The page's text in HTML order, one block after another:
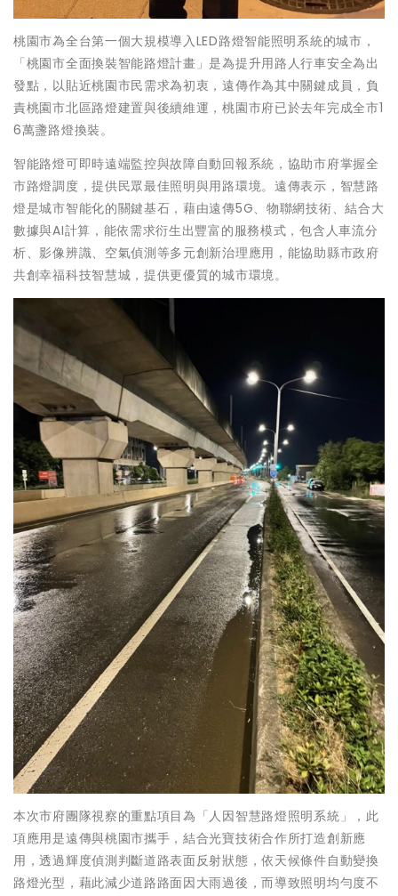
桃園市為全台第一個大規模導入LED路燈智能照明系統的城市，
「桃園市全面換裝智能路燈計畫」是為提升用路人行車安全為出
發點，以貼近桃園市民需求為初衷，遠傳作為其中關鍵成員，負
責桃園市北區路燈建置與後續維運，桃園市府已於去年完成全市1
6萬盞路燈換裝。
智能路燈可即時遠端監控與故障自動回報系統，協助市府掌握全
市路燈調度，提供民眾最佳照明與用路環境。遠傳表示，智慧路
燈是城市智能化的關鍵基石，藉由遠傳5G、物聯網技術、結合大
數據與AI計算，能依需求衍生出豐富的服務模式，包含人車流分
析、影像辨識、空氣偵測等多元創新治理應用，能協助縣市政府
共創幸福科技智慧城，提供更優質的城市環境。
本次市府團隊視察的重點項目為「人因智慧路燈照明系統」，此
項應用是遠傳與桃園市攜手，結合光寶技術合作所打造創新應
用，透過輝度偵測判斷道路表面反射狀態，依天候條件自動變換
路燈光型，藉此減少道路路面因大雨過後，而導致照明均勻度不